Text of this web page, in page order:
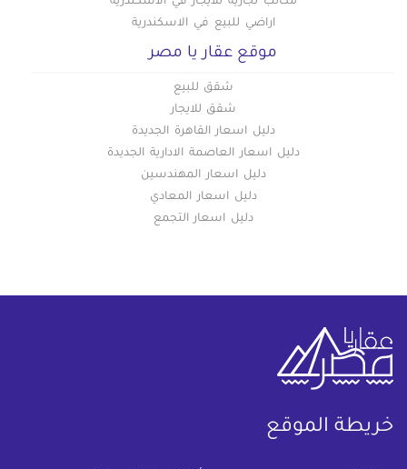
اراضي للبيع في الاسكندرية
موقع عقار يا مصر
شقق للبيع
شقق للايجار
دليل اسعار القاهرة الجديدة
دليل اسعار العاصمة الادارية الجديدة
دليل اسعار المهندسين
دليل اسعار المعادي
دليل اسعار التجمع
خريطة الموقع